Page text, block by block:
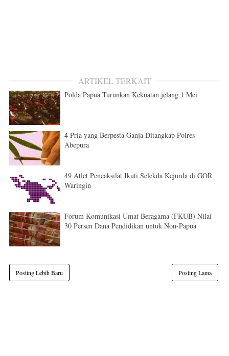
ARTIKEL TERKAIT
Polda Papua Turunkan Kekuatan jelang 1 Mei
4 Pria yang Berpesta Ganja Ditangkap Polres
Abepura
49 Atlet Pencaksilat Ikuti Selekda Kejurda di GOR
Waringin
Forum Komunikasi Umat Beragama (FKUB) Nilai
30 Persen Dana Pendidikan untuk Non-Papua
Posting Lebih Baru Posting Lama